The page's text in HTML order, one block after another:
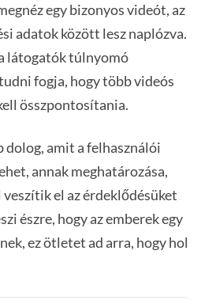
egy bizonyos videót, az
adatok között lesz naplózva.
látogatók túlnyomó
fogja, hogy több videós
összpontosítania.
dolog, amit a felhasználói
annak meghatározása,
el az érdeklődésüket
észre, hogy az emberek egy
ez ötletet ad arra, hogy hol